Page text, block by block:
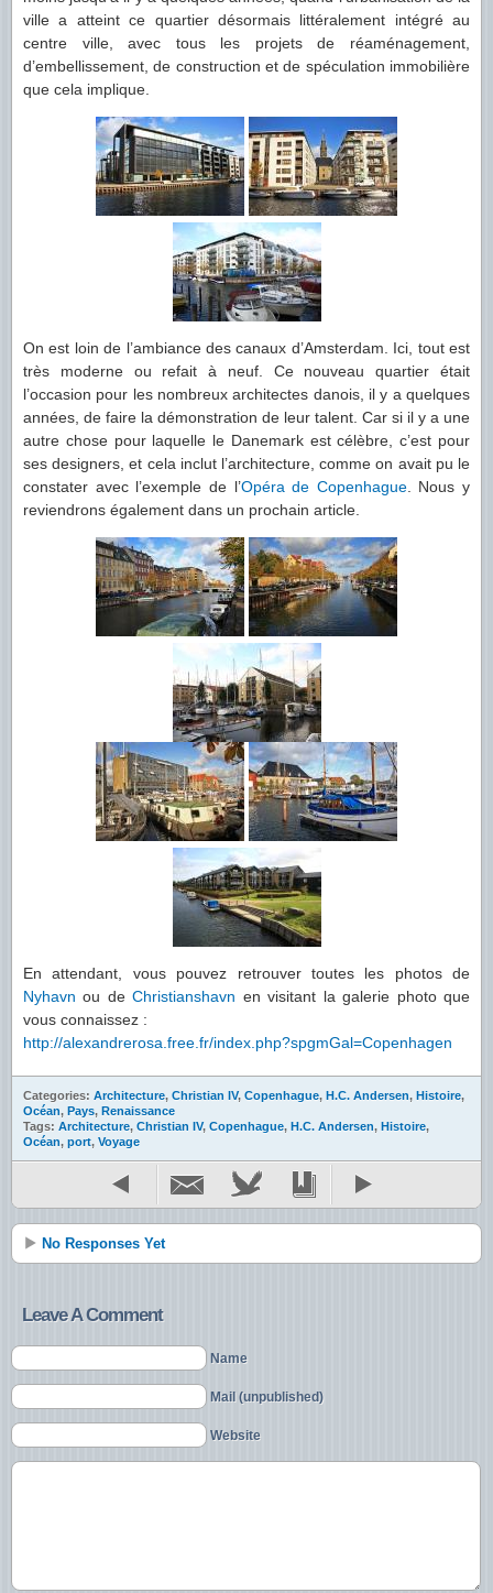
ville a atteint ce quartier désormais littéralement intégré au
centre ville, avec tous les projets de réaménagement,
d’embellissement, de construction et de spéculation immobilière
que cela implique.
On est loin de l’ambiance des canaux d’Amsterdam. Ici, tout est
très moderne ou refait à neuf. Ce nouveau quartier était
l’occasion pour les nombreux architectes danois, il y a quelques
années, de faire la démonstration de leur talent. Car si il y a une
autre chose pour laquelle le Danemark est célèbre, c’est pour
ses designers, et cela inclut l’architecture, comme on avait pu le
constater avec l’exemple de l’Opéra de Copenhague. Nous y
reviendrons également dans un prochain article.
En attendant, vous pouvez retrouver toutes les photos de
Nyhavn ou deChristianshavn en visitant la galerie photo que
vous connaissez :
http://alexandrerosa.free.fr/index.php?spgmGal=Copenhagen
Categories: Architecture, Christian IV, Copenhague, H.C. Andersen, Histoire,
Océan, Pays, Renaissance
Tags: Architecture, Christian IV, Copenhague, H.C. Andersen, Histoire,
Océan, port, Voyage
No Responses Yet
Leave A Comment
Name
Mail (unpublished)
Website